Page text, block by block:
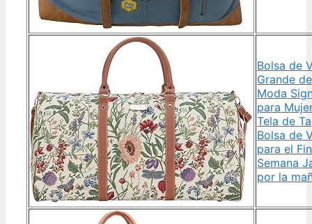
Bolsa de
Grande de
Moda
para
Tela de
Bolsa de
para el
Semana
por la